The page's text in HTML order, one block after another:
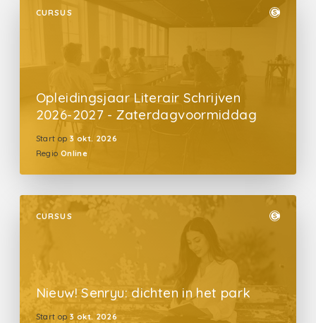
CURSUS
Opleidingsjaar Literair Schrijven
2026-2027 - Zaterdagvoormiddag
Start op 3 okt. 2026
Regio Online
CURSUS
Nieuw! Senryu: dichten in het park
Start op 3 okt. 2026